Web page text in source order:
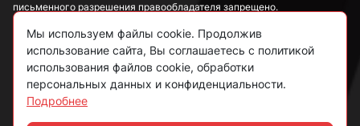
письменного разрешения правообладателя запрещено.
Информация, представленная на сайте, носит исключительно
ознакомительный характер и не может рассматриваться как
публичная оферта в соответствии со ст. 437 ГК РФ.
Политика конфиденциальности
Мы используем файлы cookie. Продолжив
использование сайта, Вы соглашаетесь с политикой
использования файлов cookie, обработки
персональных данных и конфиденциальности.
Подробнее